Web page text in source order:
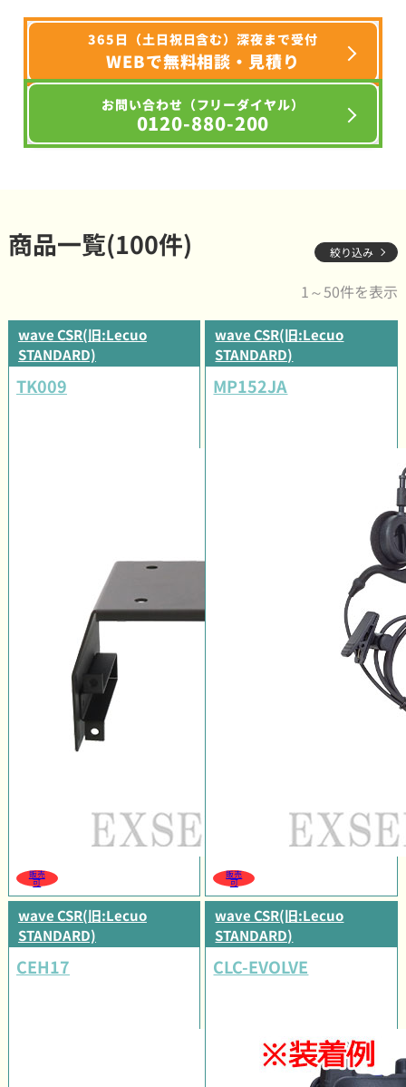
365日（土日祝日含む）深夜まで受付
WEBで無料相談・見積り
お問い合わせ（フリーダイヤル）
0120-880-200
商品一覧(100件) 絞り込み
1～50件を表示
wave CSR(旧:Lecuo
STANDARD)
TK009
販売
可
wave CSR(旧:Lecuo
STANDARD)
MP152JA
販売
可
wave CSR(旧:Lecuo
STANDARD)
CEH17
wave CSR(旧:Lecuo
STANDARD)
CLC-EVOLVE